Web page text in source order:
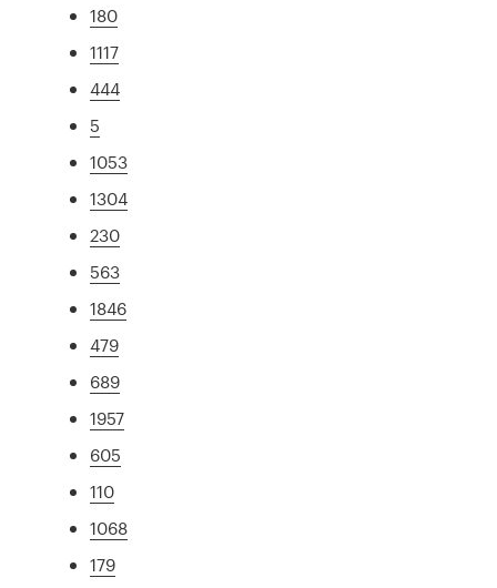
180
1117
444
5
1053
1304
230
563
1846
479
689
1957
605
110
1068
179